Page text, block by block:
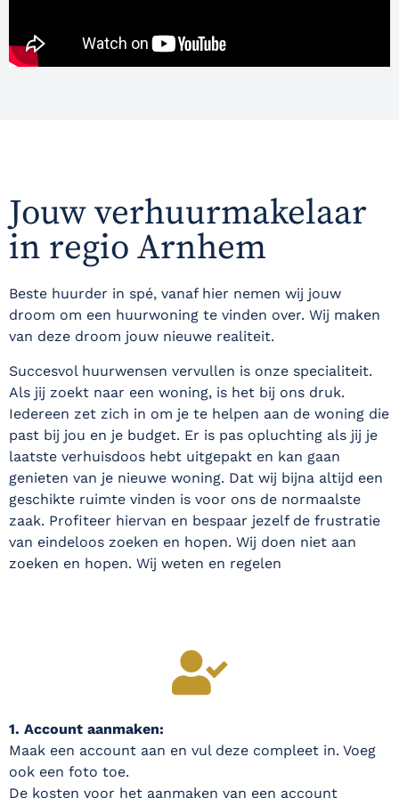
Jouw verhuurmakelaar
in regio Arnhem
Beste huurder in spé, vanaf hier nemen wij jouw
droom om een huurwoning te vinden over. Wij maken
van deze droom jouw nieuwe realiteit.
Succesvol huurwensen vervullen is onze specialiteit.
Als jij zoekt naar een woning, is het bij ons druk.
Iedereen zet zich in om je te helpen aan de woning die
past bij jou en je budget. Er is pas opluchting als jij je
laatste verhuisdoos hebt uitgepakt en kan gaan
genieten van je nieuwe woning. Dat wij bijna altijd een
geschikte ruimte vinden is voor ons de normaalste
zaak. Profiteer hiervan en bespaar jezelf de frustratie
van eindeloos zoeken en hopen. Wij doen niet aan
zoeken en hopen. Wij weten en regelen
1. Account aanmaken:
Maak een account aan en vul deze compleet in. Voeg
ook een foto toe.
De kosten voor het aanmaken van een account